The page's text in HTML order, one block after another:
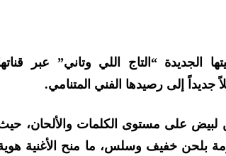
الجديدة “التاج اللي وتاني” عبر
إلى رصيدها الفني المتنامي.
لبيض على مستوى الكلمات والألحان،
بلحن خفيف وسلس، ما منح الأغنية